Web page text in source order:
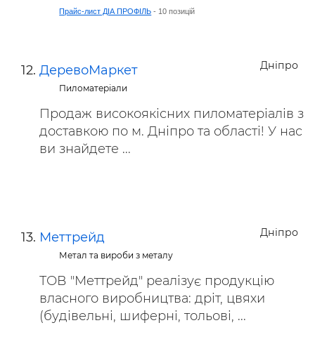
Прайс-лист ДІА ПРОФІЛЬ - 10 позицій
Дніпро
ДеревоМаркет
Пиломатеріали
Продаж високоякісних пиломатеріалів з
доставкою по м. Дніпро та області! У нас
ви знайдете ...
Дніпро
Меттрейд
Метал та вироби з металу
ТОВ "Меттрейд" реалізує продукцію
власного виробництва: дріт, цвяхи
(будівельні, шиферні, тольові, ...